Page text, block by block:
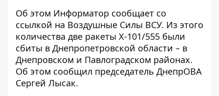
Об этом Информатор сообщает со
ссылкой на Воздушные Силы ВСУ. Из этого
количества две ракеты Х-101/555 были
сбиты в Днепропетровской области – в
Днепровском и Павлоградском районах.
Об этом сообщил председатель ДнепрОВА
Сергей Лысак.